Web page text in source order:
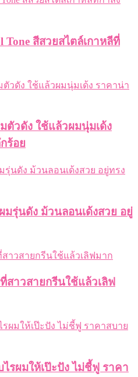
สีสวยสไตล์เกาหลีที่
ตัวดัง ใช้แล้วผมนุ่มเด้ง
ร้อย
มรุ่นดัง ม้วนลอนเด้งสวย อยู่
าวสายกรีนใช้แล้วเลิฟ
ไรผมให้เป๊ะปัง ไม่ชี้ฟู ราคา